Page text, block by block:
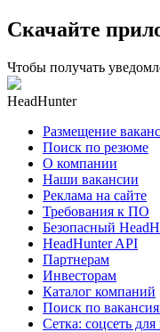
Скачайте
Чтобы получать
HeadHunter
Размещение
Поиск по резюме
О компании
Наши вакансии
Реклама на сайте
Требования к ПО
Безопасный
HeadHunter API
Партнерам
Инвесторам
Каталог компаний
Поиск по
Сетка: соцсеть